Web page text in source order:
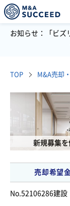
お知らせ：「ビズ
TOP M&A売却
新規募集を
売却希望
No.52106286建設